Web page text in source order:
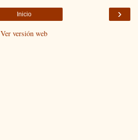
›
Inicio
Ver versión web